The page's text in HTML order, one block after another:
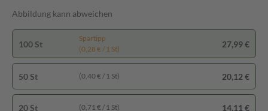
Abbildung kann abweichen
100 St
Spartipp
(0,28 € / 1 St)
27,99 €
50 St (0,40 € / 1 St) 20,12 €
20 St (0,71 € / 1 St) 14,11 €